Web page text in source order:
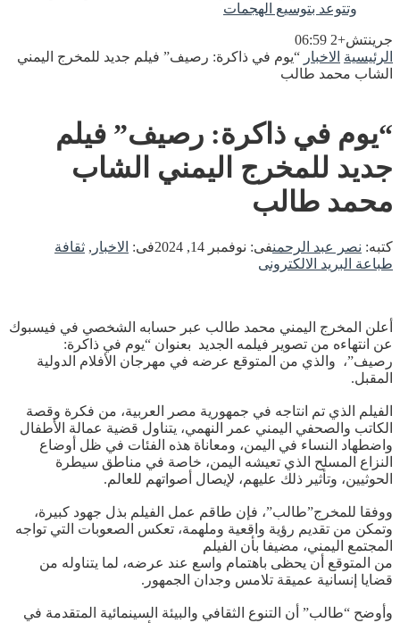
وتتوعد بتوسيع الهجمات
جرينتش+2 06:59
الرئيسية الاخبار “يوم في ذاكرة: رصيف” فيلم جديد للمخرج اليمني
الشاب محمد طالب
“يوم في ذاكرة: رصيف” فيلم
جديد للمخرج اليمني الشاب
محمد طالب
كتبه: نصر عبد الرحمنفى: نوفمبر 14, 2024 فى: الاخبار , ثقافة
طباعة البريد الالكترونى
أعلن المخرج اليمني محمد طالب عبر حسابه الشخصي في فيسبوك
عن انتهاءه من تصوير فيلمه الجديد بعنوان “يوم في ذاكرة:
رصيف”، والذي من المتوقع عرضه في مهرجان الأفلام الدولية
المقبل.
الفيلم الذي تم انتاجه في جمهورية مصر العربية، من فكرة وقصة
الكاتب والصحفي اليمني عمر النهمي، يتناول قضية عمالة الأطفال
واضطهاد النساء في اليمن، ومعاناة هذه الفئات في ظل أوضاع
النزاع المسلح الذي تعيشه اليمن، خاصة في مناطق سيطرة
الحوثيين، وتأثير ذلك عليهم، لإيصال أصواتهم للعالم.
ووفقا للمخرج”طالب”، فإن طاقم عمل الفيلم بذل جهود كبيرة،
وتمكن من تقديم رؤية واقعية وملهمة، تعكس الصعوبات التي تواجه
المجتمع اليمني، مضيفا بأن الفيلم
من المتوقع أن يحظى باهتمام واسع عند عرضه، لما يتناوله من
قضايا إنسانية عميقة تلامس وجدان الجمهور.
وأوضح “طالب” أن التنوع الثقافي والبيئة السينمائية المتقدمة في